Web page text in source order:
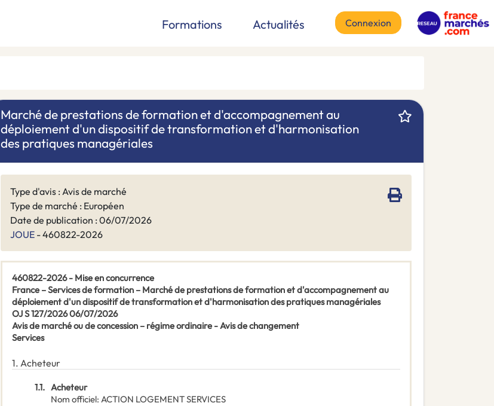
Formations Actualités Connexion
Marché de prestations de formation et d'accompagnement au
déploiement d'un dispositif de transformation et d'harmonisation
des pratiques managériales
Type d'avis : Avis de marché
Type de marché : Européen
Date de publication : 06/07/2026
JOUE - 460822-2026
460822-2026 - Mise en concurrence
France – Services de formation – Marché de prestations de formation et d'accompagnement au
déploiement d'un dispositif de transformation et d'harmonisation des pratiques managériales
OJ S 127/2026 06/07/2026
Avis de marché ou de concession – régime ordinaire - Avis de changement
Services
1. Acheteur
1.1. Acheteur
Nom officiel: ACTION LOGEMENT SERVICES